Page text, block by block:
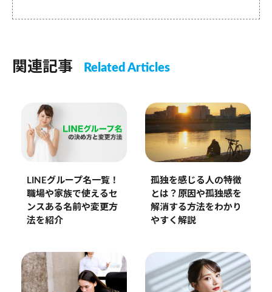
関連記事 Related Articles
LINEグループ名一覧！
職場や家族で使えるセ
ンスある名前や変更方
法を紹介
孤独を感じる人の特徴
とは？原因や孤独感を
解消する方法をわかり
やすく解説